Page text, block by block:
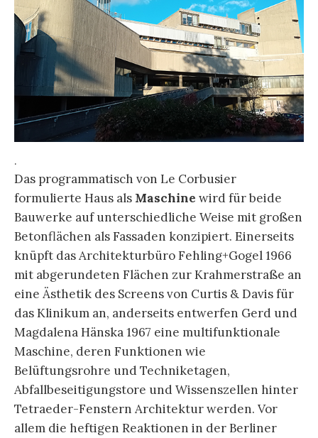
.
Das programmatisch von Le Corbusier
formulierte Haus als Maschine wird für beide
Bauwerke auf unterschiedliche Weise mit großen
Betonflächen als Fassaden konzipiert. Einerseits
knüpft das Architekturbüro Fehling+Gogel 1966
mit abgerundeten Flächen zur Krahmerstraße an
eine Ästhetik des Screens von Curtis & Davis für
das Klinikum an, anderseits entwerfen Gerd und
Magdalena Hänska 1967 eine multifunktionale
Maschine, deren Funktionen wie
Belüftungsrohre und Techniketagen,
Abfallbeseitigungstore und Wissenszellen hinter
Tetraeder-Fenstern Architektur werden. Vor
allem die heftigen Reaktionen in der Berliner